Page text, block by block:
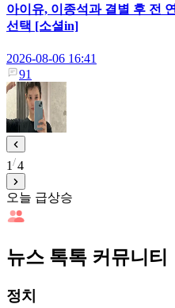
아이유, 이종석과 결별 후 전
선택 [소셜in]
2026-08-06 16:41
91
1 4
오늘 급상승
뉴스 톡톡 커뮤니티
정치